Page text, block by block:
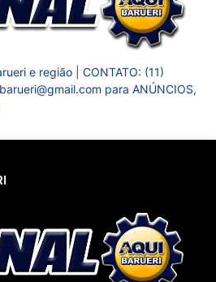
e região | CONTATO: (11)
para ANÚNCIOS,